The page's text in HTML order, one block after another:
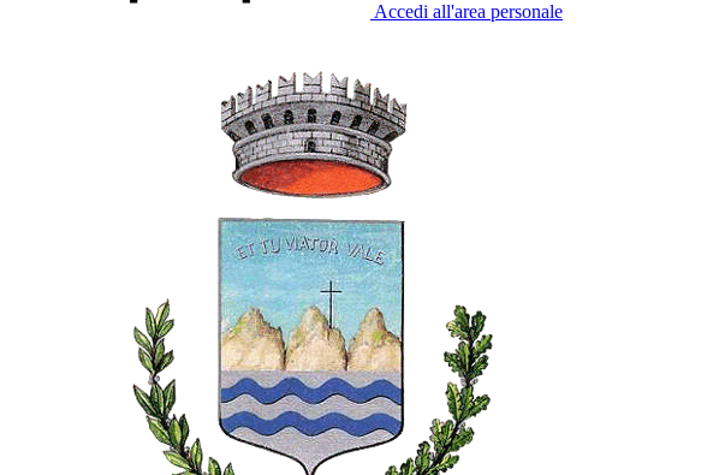
Accedi all'area personale